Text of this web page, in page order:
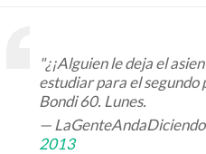
"¿¡Alguien le deja el
estudiar para el
Bondi 60. Lunes.
—
2013